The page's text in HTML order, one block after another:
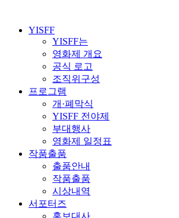
YISFF
YISFF는
영화제 개요
공식 로고
조직위구성
프로그램
개·폐막식
YISFF 전야제
부대행사
영화제 일정표
작품출품
출품안내
작품출품
시상내역
서포터즈
홍보대사